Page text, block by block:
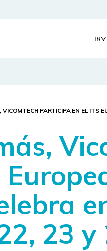
VICOMTECH PARTICIPA EN EL ITS
23 y